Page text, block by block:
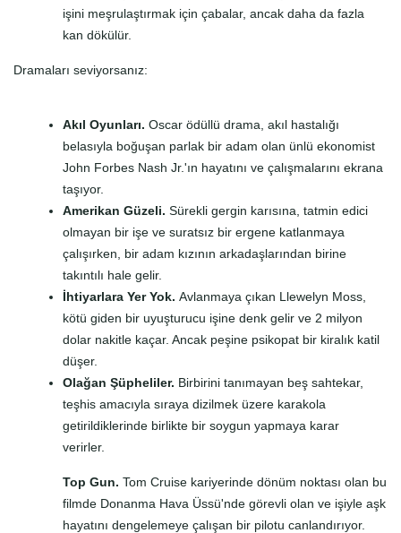
işini meşrulaştırmak için çabalar, ancak daha da fazla
kan dökülür.
Dramaları seviyorsanız:
Akıl Oyunları. Oscar ödüllü drama, akıl hastalığı
belasıyla boğuşan parlak bir adam olan ünlü ekonomist
John Forbes Nash Jr.'ın hayatını ve çalışmalarını ekrana
taşıyor.
Amerikan Güzeli. Sürekli gergin karısına, tatmin edici
olmayan bir işe ve suratsız bir ergene katlanmaya
çalışırken, bir adam kızının arkadaşlarından birine
takıntılı hale gelir.
İhtiyarlara Yer Yok. Avlanmaya çıkan Llewelyn Moss,
kötü giden bir uyuşturucu işine denk gelir ve 2 milyon
dolar nakitle kaçar. Ancak peşine psikopat bir kiralık katil
düşer.
Olağan Şüpheliler. Birbirini tanımayan beş sahtekar,
teşhis amacıyla sıraya dizilmek üzere karakola
getirildiklerinde birlikte bir soygun yapmaya karar
verirler.
Top Gun. Tom Cruise kariyerinde dönüm noktası olan bu
filmde Donanma Hava Üssü'nde görevli olan ve işiyle aşk
hayatını dengelemeye çalışan bir pilotu canlandırıyor.